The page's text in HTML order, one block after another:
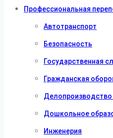
Профессиональная
Автотранспорт
Безопасность
Государственная
Гражданская
Делопроизводство
Дошкольное
Инженерия